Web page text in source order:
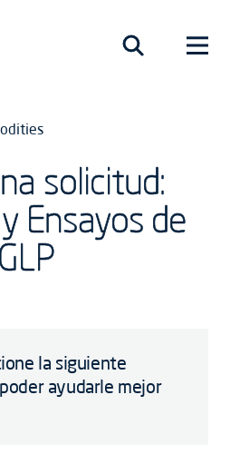
solicitud:
Ensayos de
la siguiente
ayudarle mejor